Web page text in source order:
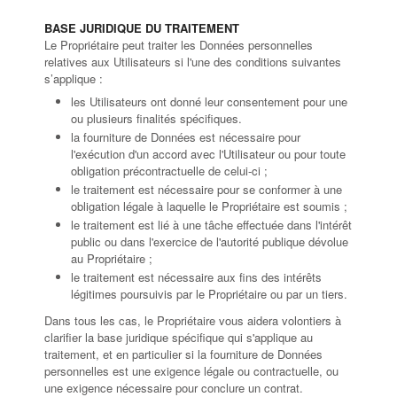
BASE JURIDIQUE DU TRAITEMENT
Le Propriétaire peut traiter les Données personnelles
relatives aux Utilisateurs si l'une des conditions suivantes
s’applique :
les Utilisateurs ont donné leur consentement pour une
ou plusieurs finalités spécifiques.
la fourniture de Données est nécessaire pour
l'exécution d'un accord avec l'Utilisateur ou pour toute
obligation précontractuelle de celui-ci ;
le traitement est nécessaire pour se conformer à une
obligation légale à laquelle le Propriétaire est soumis ;
le traitement est lié à une tâche effectuée dans l'intérêt
public ou dans l'exercice de l'autorité publique dévolue
au Propriétaire ;
le traitement est nécessaire aux fins des intérêts
légitimes poursuivis par le Propriétaire ou par un tiers.
Dans tous les cas, le Propriétaire vous aidera volontiers à
clarifier la base juridique spécifique qui s'applique au
traitement, et en particulier si la fourniture de Données
personnelles est une exigence légale ou contractuelle, ou
une exigence nécessaire pour conclure un contrat.